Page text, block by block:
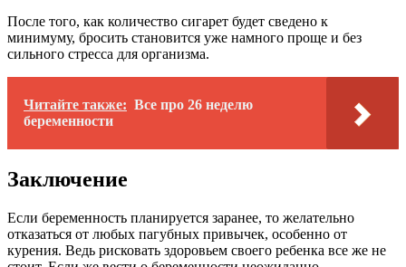
После того, как количество сигарет будет сведено к
минимуму, бросить становится уже намного проще и без
сильного стресса для организма.
Читайте также: Все про 26 неделю
беременности
Заключение
Если беременность планируется заранее, то желательно
отказаться от любых пагубных привычек, особенно от
курения. Ведь рисковать здоровьем своего ребенка все же не